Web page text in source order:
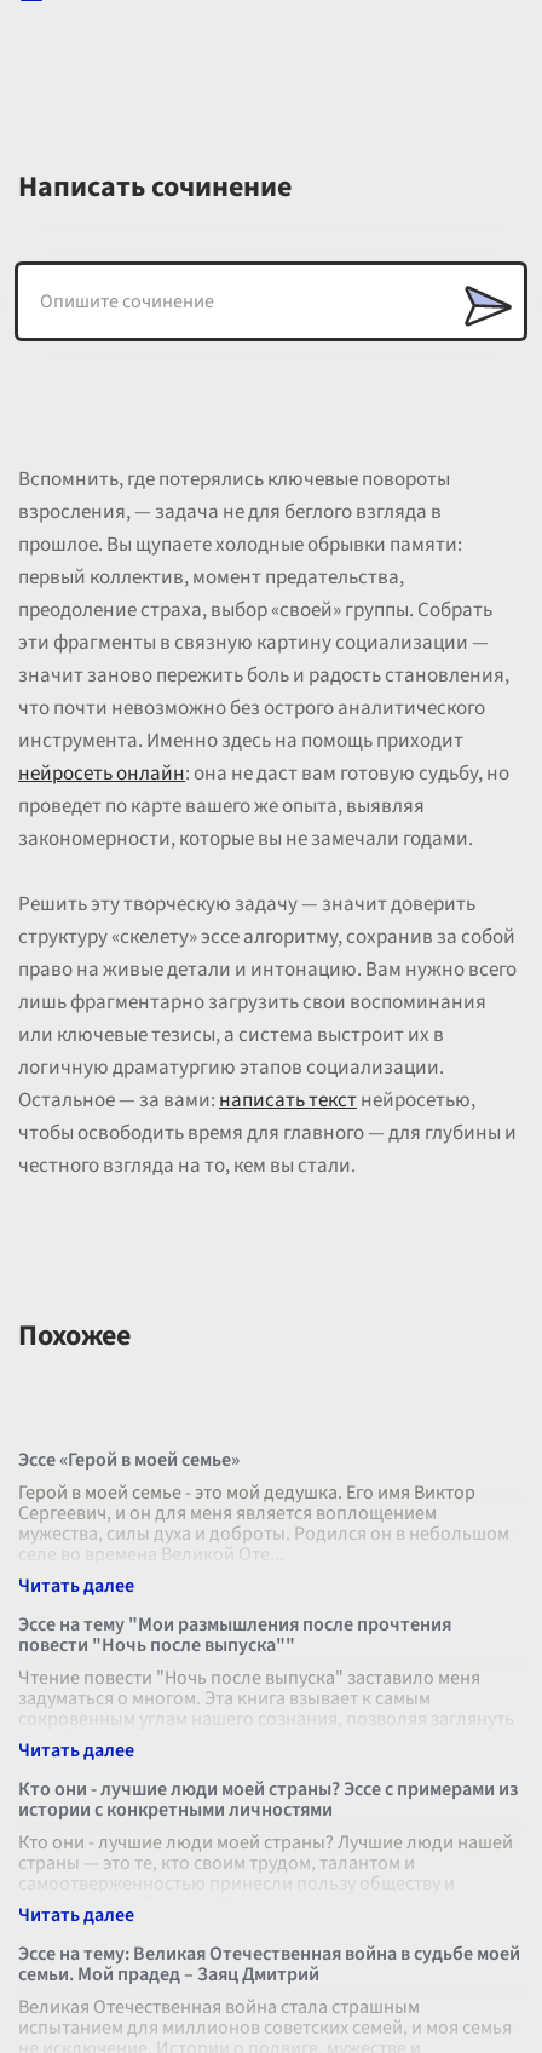
Написать сочинение
Вспомнить, где потерялись ключевые повороты
взросления, — задача не для беглого взгляда в
прошлое. Вы щупаете холодные обрывки памяти:
первый коллектив, момент предательства,
преодоление страха, выбор «своей» группы. Собрать
эти фрагменты в связную картину социализации —
значит заново пережить боль и радость становления,
что почти невозможно без острого аналитического
инструмента. Именно здесь на помощь приходит
нейросеть онлайн: она не даст вам готовую судьбу, но
проведет по карте вашего же опыта, выявляя
закономерности, которые вы не замечали годами.
Решить эту творческую задачу — значит доверить
структуру «скелету» эссе алгоритму, сохранив за собой
право на живые детали и интонацию. Вам нужно всего
лишь фрагментарно загрузить свои воспоминания
или ключевые тезисы, а система выстроит их в
логичную драматургию этапов социализации.
Остальное — за вами:написать текстнейросетью,
чтобы освободить время для главного — для глубины и
честного взгляда на то, кем вы стали.
Похожее
Эссе «Герой в моей семье»
Герой в моей семье - это мой дедушка. Его имя Виктор
Сергеевич, и он для меня является воплощением
мужества, силы духа и доброты. Родился он в небольшом
селе во времена Великой Оте
Эссе на тему "Мои размышления после прочтения
повести "Ночь после выпуска""
Чтение повести "Ночь после выпуска" заставило меня
задуматься о многом. Эта книга взывает к самым
сокровенным углам нашего сознания, позволяя заглянуть
в ту область души, которая ч
Кто они - лучшие люди моей страны? Эссе с примерами из
истории с конкретными личностями
Кто они - лучшие люди моей страны? Лучшие люди нашей
страны — это те, кто своим трудом, талантом и
самоотверженностью принесли пользу обществу и
оставили незабываемый след в истор
Эссе на тему: Великая Отечественная война в судьбе моей
семьи. Мой прадед – Заяц Дмитрий
Великая Отечественная война стала страшным
испытанием для миллионов советских семей, и моя семья